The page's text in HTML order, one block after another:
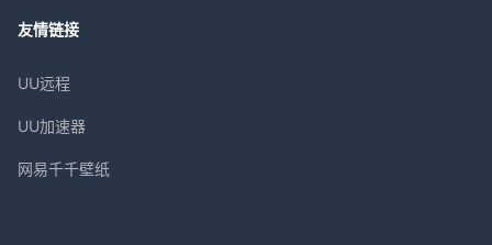
友情链接
UU远程
UU加速器
网易千千壁纸